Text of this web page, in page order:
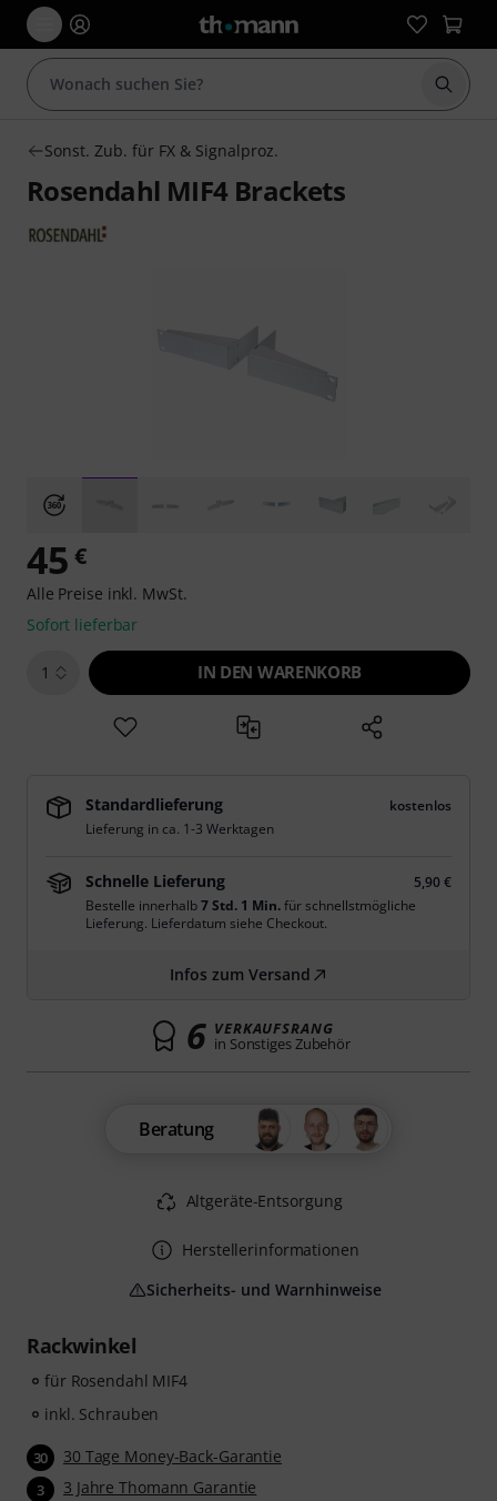
Suche
Sonst. Zub. für FX & Signalproz.
Rosendahl MIF4 Brackets
Rackwinkel
für Rosendahl MIF4
inkl. Schrauben
30 30 Tage Money-Back-Garantie
3 3 Jahre Thomann Garantie
45 €
Alle Preise inkl. MwSt.
Sofort lieferbar
1 IN DEN WARENKORB
Standardlieferung
kostenlos
Lieferung in ca. 1-3 Werktagen
Schnelle Lieferung
5,90 €
Bestelle innerhalb7 Std. 1 Min.für schnellstmögliche
Lieferung. Lieferdatum siehe Checkout.
Infos zum Versand
6 VERKAUFSRANG
in Sonstiges Zubehör
Beratung
Altgeräte-Entsorgung
Herstellerinformationen
Sicherheits- und Warnhinweise